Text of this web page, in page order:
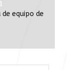
equipo de